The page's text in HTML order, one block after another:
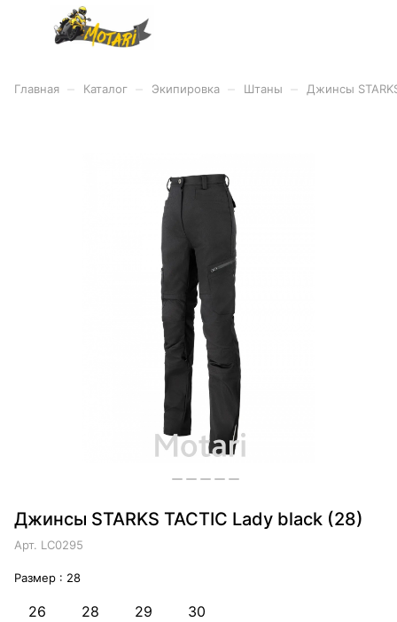
Главная Каталог Экипировка Штаны Джинсы
Джинсы STARKS TACTIC Lady black (28)
Арт. LC0295
Размер : 28
26 28 29 30